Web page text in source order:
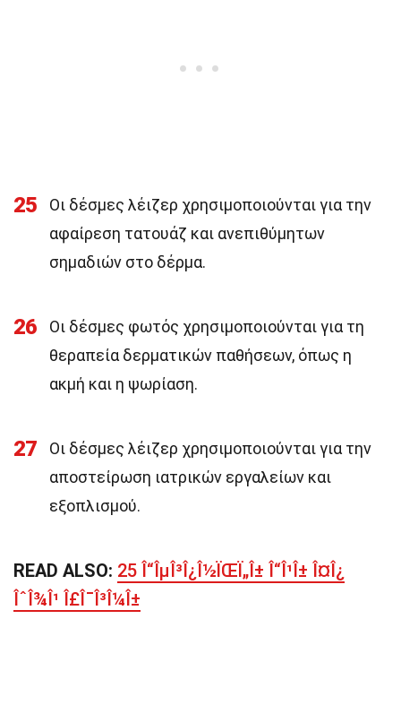
25
Οι δέσμες λέιζερ χρησιμοποιούνται για την
αφαίρεση τατουάζ και ανεπιθύμητων
σημαδιών στο δέρμα.
26
Οι δέσμες φωτός χρησιμοποιούνται για τη
θεραπεία δερματικών παθήσεων, όπως η
ακμή και η ψωρίαση.
27
Οι δέσμες λέιζερ χρησιμοποιούνται για την
αποστείρωση ιατρικών εργαλείων και
εξοπλισμού.
READ ALSO: 25 Î“ÎµÎ³Î¿Î½ÏŒÏ„Î± Î“Î¹Î± Î¤Î¿
ÎˆÎ¾Î¹ Î£Î¯Î³Î¼Î±